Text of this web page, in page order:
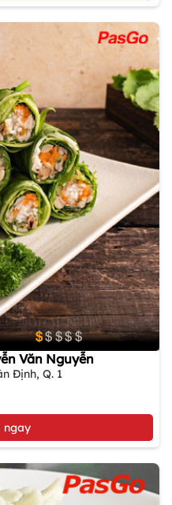
Văn Nguyễn
Định, Q. 1
ngay